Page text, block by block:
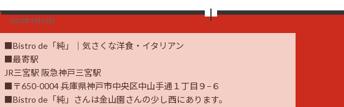
2025年9月13日
■Bistro de「純」｜気さくな洋食・イタリアン
■最寄駅
JR三宮駅 阪急神戸三宮駅
■〒650-0004 兵庫県神戸市中央区中山手通１丁目９−６
■Bistro de「純」さんは金山園さんの少し西にあります。